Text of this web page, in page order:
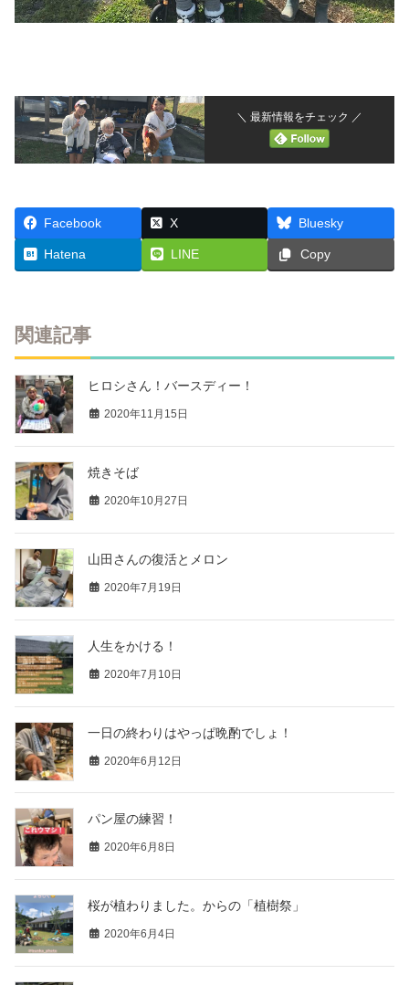
＼ 最新情報をチェック ／
Facebook X Bluesky
Hatena LINE Copy
関連記事
ヒロシさん！バースディー！
2020年11月15日
焼きそば
2020年10月27日
山田さんの復活とメロン
2020年7月19日
人生をかける！
2020年7月10日
一日の終わりはやっぱ晩酌でしょ！
2020年6月12日
パン屋の練習！
2020年6月8日
桜が植わりました。からの「植樹祭」
2020年6月4日